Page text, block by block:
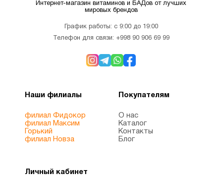
Интернет-магазин витаминов и БАДов от лучших
мировых брендов
График работы: с 9:00 до 19:00
Телефон для связи: +998 90 906 69 99
Наши филиалы
филиал Фидокор
филиал Максим
Горький
филиал Новза
Покупателям
О нас
Каталог
Контакты
Блог
Личный кабинет